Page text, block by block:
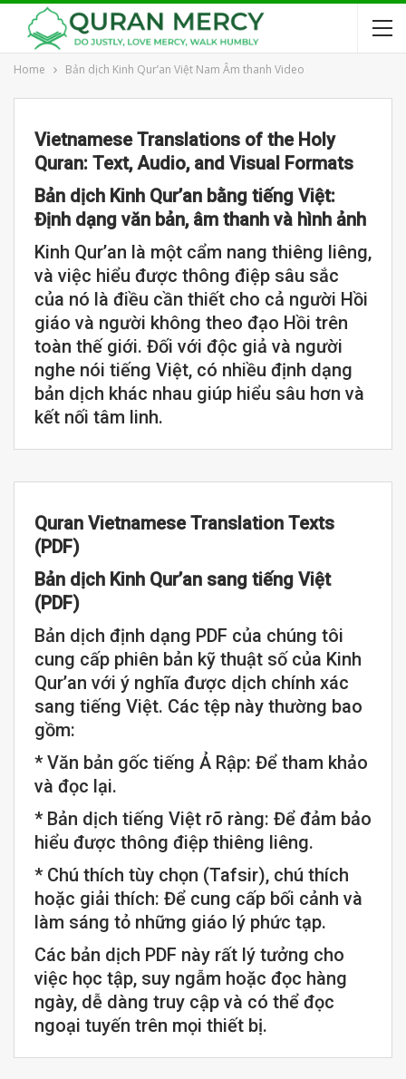
Home Bản dịch Kinh Qur’an Việt Nam Âm thanh Video
Vietnamese Translations of the Holy
Quran: Text, Audio, and Visual Formats
Bản dịch Kinh Qur’an bằng tiếng Việt:
Định dạng văn bản, âm thanh và hình ảnh
Kinh Qur’an là một cẩm nang thiêng liêng,
và việc hiểu được thông điệp sâu sắc
của nó là điều cần thiết cho cả người Hồi
giáo và người không theo đạo Hồi trên
toàn thế giới. Đối với độc giả và người
nghe nói tiếng Việt, có nhiều định dạng
bản dịch khác nhau giúp hiểu sâu hơn và
kết nối tâm linh.
Quran Vietnamese Translation Texts
(PDF)
Bản dịch Kinh Qur’an sang tiếng Việt
(PDF)
Bản dịch định dạng PDF của chúng tôi
cung cấp phiên bản kỹ thuật số của Kinh
Qur’an với ý nghĩa được dịch chính xác
sang tiếng Việt. Các tệp này thường bao
gồm:
* Văn bản gốc tiếng Ả Rập: Để tham khảo
và đọc lại.
* Bản dịch tiếng Việt rõ ràng: Để đảm bảo
hiểu được thông điệp thiêng liêng.
* Chú thích tùy chọn (Tafsir), chú thích
hoặc giải thích: Để cung cấp bối cảnh và
làm sáng tỏ những giáo lý phức tạp.
Các bản dịch PDF này rất lý tưởng cho
việc học tập, suy ngẫm hoặc đọc hàng
ngày, dễ dàng truy cập và có thể đọc
ngoại tuyến trên mọi thiết bị.